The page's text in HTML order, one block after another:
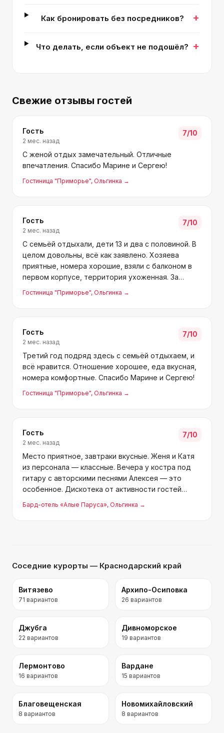
Как бронировать без посредников? +
Что делать, если объект не подошёл? +
Свежие отзывы гостей
Гость
2 мес. назад
7/10
С женой отдых замечательный. Отличные
впечатления. Спасибо Марине и Сергею!
Гостиница "Приморье", Ольгинка →
Гость
2 мес. назад
7/10
С семьёй отдыхали, дети 13 и два с половиной. В
целом довольны, всё как заявлено. Хозяева
приятные, номера хорошие, взяли с балконом в
первом корпусе, территория ухоженная. За
Орбиту гулял. До моря близко. Кормят вкусно и
Гостиница "Приморье", Ольгинка →
Гость
2 мес. назад
7/10
Третий год подряд здесь с семьёй отдыхаем, и
всё нравится. Отношение хорошее, еда вкусная,
номера комфортные. Спасибо Марине и Сергею!
Гостиница "Приморье", Ольгинка →
Гость
2 мес. назад
7/10
Место приятное, завтраки вкусные. Женя и Катя
из персонала — классные. Вечера у костра под
гитару с авторскими песнями Алексея — это
особенное. Дискотека от активности гостей
Беседки хорошо оборудованы, две мангальные
Бард-отель «Алые Паруса», Ольгинка →
Соседние курорты — Краснодарский край
Витязево
71 вариантов
Архипо-Осиповка
26 вариантов
Джубга
22 вариантов
Дивноморское
19 вариантов
Лермонтово
16 вариантов
Вардане
15 вариантов
Благовещенская
8 вариантов
Новомихайловский
8 вариантов